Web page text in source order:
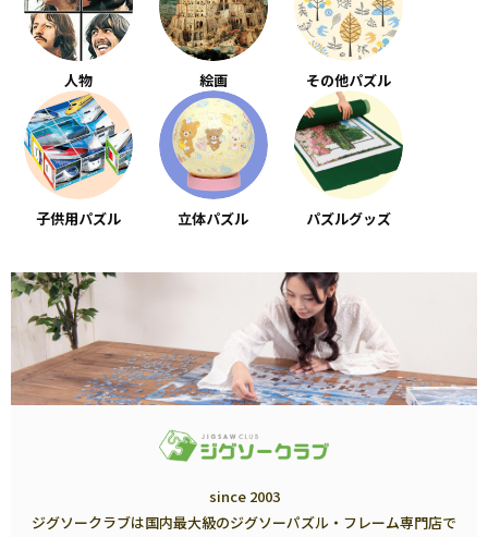
人物 絵画 その他パズル
子供用パズル 立体パズル パズルグッズ
since 2003
ジグソークラブは国内最大級のジグソーパズル・フレーム専門店で